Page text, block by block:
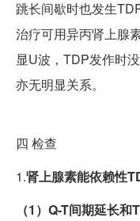
跳长间歇时也发生
治疗可用异丙肾上腺
显U波，TDP发作时
亦无明显关系。
四 检查
1.肾上腺素能依赖性
（1）Q-T间期延长和